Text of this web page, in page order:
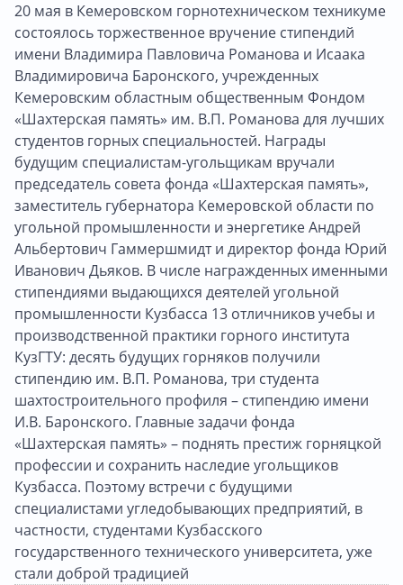
20 мая в Кемеровском горнотехническом техникуме
состоялось торжественное вручение стипендий
имени Владимира Павловича Романова и Исаака
Владимировича Баронского, учрежденных
Кемеровским областным общественным Фондом
«Шахтерская память» им. В.П. Романова для лучших
студентов горных специальностей. Награды
будущим специалистам-угольщикам вручали
председатель совета фонда «Шахтерская память»,
заместитель губернатора Кемеровской области по
угольной промышленности и энергетике Андрей
Альбертович Гаммершмидт и директор фонда Юрий
Иванович Дьяков. В числе награжденных именными
стипендиями выдающихся деятелей угольной
промышленности Кузбасса 13 отличников учебы и
производственной практики горного института
КузГТУ: десять будущих горняков получили
стипендию им. В.П. Романова, три студента
шахтостроительного профиля – стипендию имени
И.В. Баронского. Главные задачи фонда
«Шахтерская память» – поднять престиж горняцкой
профессии и сохранить наследие угольщиков
Кузбасса. Поэтому встречи с будущими
специалистами угледобывающих предприятий, в
частности, студентами Кузбасского
государственного технического университета, уже
стали доброй традицией